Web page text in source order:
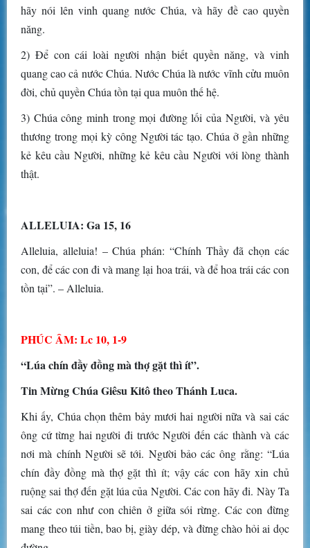
hãy nói lên vinh quang nước Chúa, và hãy đề cao quyền
năng.
2) Để con cái loài người nhận biết quyền năng, và vinh
quang cao cả nước Chúa. Nước Chúa là nước vĩnh cửu muôn
đời, chủ quyền Chúa tồn tại qua muôn thế hệ.
3) Chúa công minh trong mọi đường lối của Người, và yêu
thương trong mọi kỳ công Người tác tạo. Chúa ở gần những
kẻ kêu cầu Người, những kẻ kêu cầu Người với lòng thành
thật.
ALLELUIA: Ga 15, 16
Alleluia, alleluia! – Chúa phán: “Chính Thầy đã chọn các
con, để các con đi và mang lại hoa trái, và để hoa trái các con
tồn tại”. – Alleluia.
PHÚC ÂM: Lc 10, 1-9
“Lúa chín đầy đồng mà thợ gặt thì ít”.
Tin Mừng Chúa Giêsu Kitô theo Thánh Luca.
Khi ấy, Chúa chọn thêm bảy mươi hai người nữa và sai các
ông cứ từng hai người đi trước Người đến các thành và các
nơi mà chính Người sẽ tới. Người bảo các ông rằng: “Lúa
chín đầy đồng mà thợ gặt thì ít; vậy các con hãy xin chủ
ruộng sai thợ đến gặt lúa của Người. Các con hãy đi. Này Ta
sai các con như con chiên ở giữa sói rừng. Các con đừng
mang theo túi tiền, bao bị, giày dép, và đừng chào hỏi ai dọc